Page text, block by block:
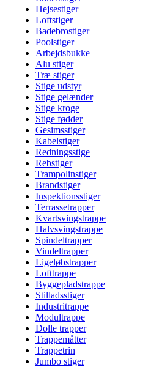
Hejsestiger
Loftstiger
Badebrostiger
Poolstiger
Arbejdsbukke
Alu stiger
Træ stiger
Stige udstyr
Stige gelænder
Stige kroge
Stige fødder
Gesimsstiger
Kabelstiger
Redningsstige
Rebstiger
Trampolinstiger
Brandstiger
Inspektionsstiger
Terrassetrapper
Kvartsvingstrappe
Halvsvingstrappe
Spindeltrapper
Vindeltrapper
Ligeløbstrapper
Lofttrappe
Byggepladstrappe
Stilladsstiger
Industritrappe
Modultrappe
Dolle trapper
Trappemåtter
Trappetrin
Jumbo stiger